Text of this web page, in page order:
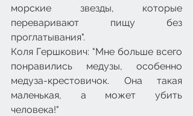
морские звезды, которые
переваривают пищу без
проглатывания".
Коля Гершкович: "Мне больше всего
понравились медузы, особенно
медуза-крестовичок. Она такая
маленькая, а может убить
человека!"